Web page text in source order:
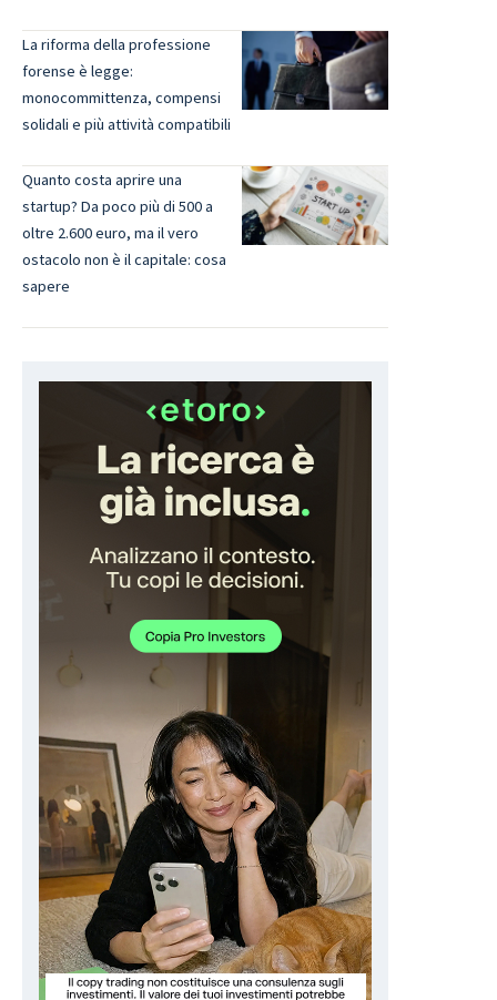
La riforma della professione
forense è legge:
monocommittenza, compensi
solidali e più attività compatibili
Quanto costa aprire una
startup? Da poco più di 500 a
oltre 2.600 euro, ma il vero
ostacolo non è il capitale: cosa
sapere